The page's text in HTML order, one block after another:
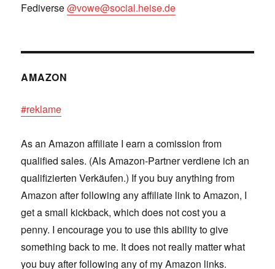
Fediverse@vowe@social.heise.de
AMAZON
#reklame
As an Amazon affiliate I earn a comission from
qualified sales. (Als Amazon-Partner verdiene ich an
qualifizierten Verkäufen.) If you buy anything from
Amazon after following any affiliate link to Amazon, I
get a small kickback, which does not cost you a
penny. I encourage you to use this ability to give
something back to me. It does not really matter what
you buy after following any of my Amazon links.